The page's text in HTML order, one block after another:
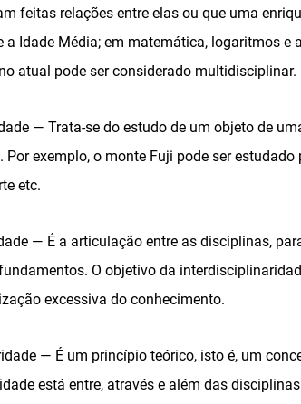
feitas relações entre elas ou que uma
a Idade Média; em matemática, logaritmos e
atual pode ser considerado multidisciplinar.
— Trata-se do estudo de um objeto de
Por exemplo, o monte Fuji pode ser
etc.
— É a articulação entre as disciplinas,
O objetivo da
excessiva do conhecimento.
— É um princípio teórico, isto é, um
está entre, através e além das